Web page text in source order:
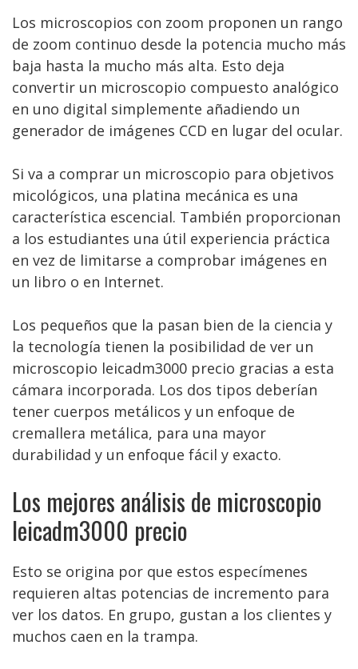
Los microscopios con zoom proponen un rango
de zoom continuo desde la potencia mucho más
baja hasta la mucho más alta. Esto deja
convertir un microscopio compuesto analógico
en uno digital simplemente añadiendo un
generador de imágenes CCD en lugar del ocular.
Si va a comprar un microscopio para objetivos
micológicos, una platina mecánica es una
característica escencial. También proporcionan
a los estudiantes una útil experiencia práctica
en vez de limitarse a comprobar imágenes en
un libro o en Internet.
Los pequeños que la pasan bien de la ciencia y
la tecnología tienen la posibilidad de ver un
microscopio leicadm3000 precio gracias a esta
cámara incorporada. Los dos tipos deberían
tener cuerpos metálicos y un enfoque de
cremallera metálica, para una mayor
durabilidad y un enfoque fácil y exacto.
Los mejores análisis de microscopio
leicadm3000 precio
Esto se origina por que estos especímenes
requieren altas potencias de incremento para
ver los datos. En grupo, gustan a los clientes y
muchos caen en la trampa.